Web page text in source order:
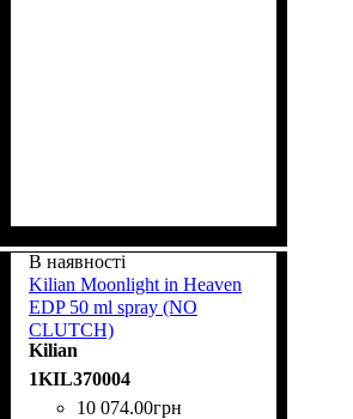
В наявності
Kilian Moonlight in Heaven
EDP 50 ml spray (NO
CLUTCH)
Kilian
1KIL370004
10 074.00грн